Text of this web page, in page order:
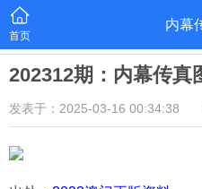
首页
内幕
202312期：内幕传真
发表于：2025-03-16 00:34:38